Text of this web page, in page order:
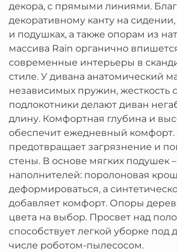
декора, с прямыми линиями.
декоративному канту на
и подушках, а также опорам из
массива Rain органично
современные интерьеры в
стиле. У дивана анатомический
независимых пружин, жесткость
подлокотники делают диван
длину. Комфортная глубина и
обеспечит ежедневный комфорт.
предотвращает загрязнение и
стены. В основе мягких подушек
наполнителей: поролоновая
деформироваться, а
добавляет комфорт. Опоры
цвета на выбор. Просвет над
способствует легкой уборке под
числе роботом-пылесосом.